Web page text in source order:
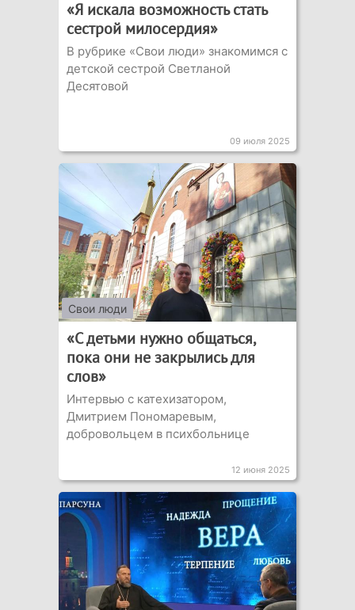
«Я искала возможность стать
сестрой милосердия»
В рубрике «Свои люди» знакомимся с
детской сестрой Светланой
Десятовой
09 июля 2025
Свои люди
«С детьми нужно общаться,
пока они не закрылись для
слов»
Интервью с катехизатором,
Дмитрием Пономаревым,
добровольцем в психбольнице
12 июня 2025